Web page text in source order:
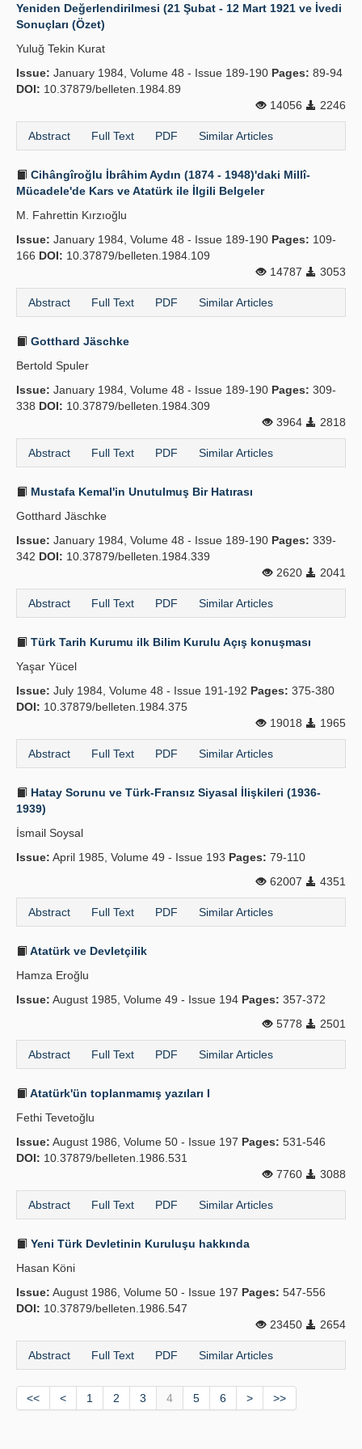
Yeniden Değerlendirilmesi (21 Şubat - 12 Mart 1921 ve İvedi
Sonuçları (Özet)
Yuluğ Tekin Kurat
Issue: January 1984, Volume 48 - Issue 189-190 Pages: 89-94
DOI: 10.37879/belleten.1984.89
14056
2246
Abstract Full Text PDF Similar Articles
Cihângîroğlu İbrâhim Aydın (1874 - 1948)'daki Millî-
Mücadele'de Kars ve Atatürk ile İlgili Belgeler
M. Fahrettin Kırzıoğlu
Issue: January 1984, Volume 48 - Issue 189-190 Pages: 109-
166 DOI: 10.37879/belleten.1984.109
14787
3053
Abstract Full Text PDF Similar Articles
Gotthard Jäschke
Bertold Spuler
Issue: January 1984, Volume 48 - Issue 189-190 Pages: 309-
338 DOI: 10.37879/belleten.1984.309
3964
2818
Abstract Full Text PDF Similar Articles
Mustafa Kemal'in Unutulmuş Bir Hatırası
Gotthard Jäschke
Issue: January 1984, Volume 48 - Issue 189-190 Pages: 339-
342 DOI: 10.37879/belleten.1984.339
2620
2041
Abstract Full Text PDF Similar Articles
Türk Tarih Kurumu ilk Bilim Kurulu Açış konuşması
Yaşar Yücel
Issue: July 1984, Volume 48 - Issue 191-192 Pages: 375-380
DOI: 10.37879/belleten.1984.375
19018
1965
Abstract Full Text PDF Similar Articles
Hatay Sorunu ve Türk-Fransız Siyasal İlişkileri (1936-
1939)
İsmail Soysal
Issue: April 1985, Volume 49 - Issue 193 Pages: 79-110
62007
4351
Abstract Full Text PDF Similar Articles
Atatürk ve Devletçilik
Hamza Eroğlu
Issue: August 1985, Volume 49 - Issue 194 Pages: 357-372
5778
2501
Abstract Full Text PDF Similar Articles
Atatürk'ün toplanmamış yazıları I
Fethi Tevetoğlu
Issue: August 1986, Volume 50 - Issue 197 Pages: 531-546
DOI: 10.37879/belleten.1986.531
7760
3088
Abstract Full Text PDF Similar Articles
Yeni Türk Devletinin Kuruluşu hakkında
Hasan Köni
Issue: August 1986, Volume 50 - Issue 197 Pages: 547-556
DOI: 10.37879/belleten.1986.547
23450
2654
Abstract Full Text PDF Similar Articles
<< < 1 2 3 4 5 6 > >>